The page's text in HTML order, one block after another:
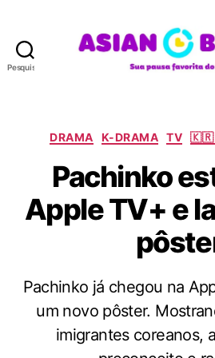
Pesquisar
A
B
R
E
A
K
C
t
e
g
o
r
i
s
DRAMA K-DRAMA TV 🇰🇷
Pachinko
Apple TV+ e
Pachinko já chegou na
um novo pôster.
imigrantes coreanos,